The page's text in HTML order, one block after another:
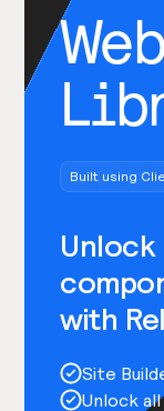
Built using
Unlock
with
Site
Unlock